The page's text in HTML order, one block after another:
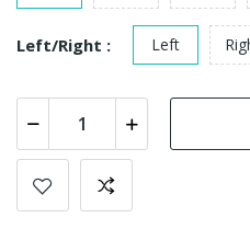
Left/Right : Left